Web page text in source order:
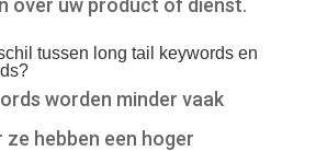
over uw product of dienst.
tussen long tail keywords en
worden minder vaak
hebben een hoger